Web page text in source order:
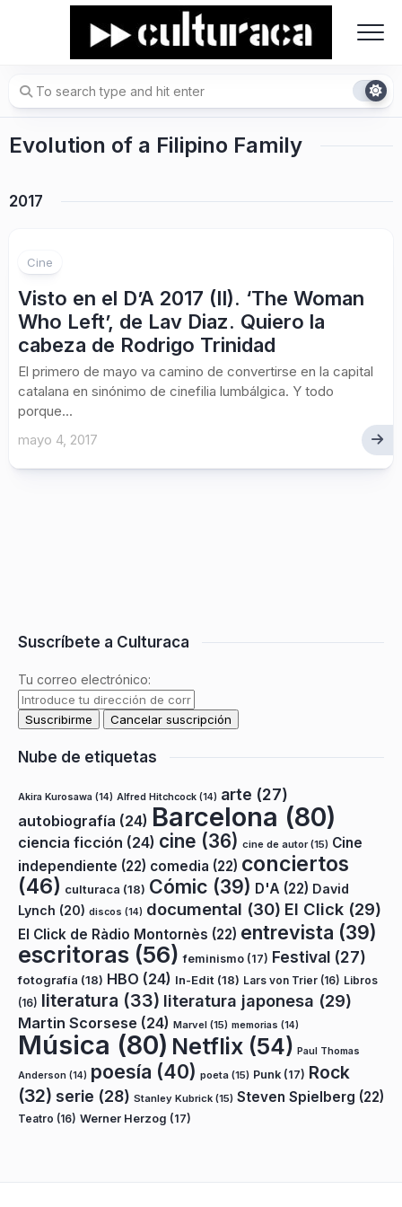
Evolution of a Filipino Family
2017
Cine
Visto en el D’A 2017 (II). ‘The Woman
Who Left’, de Lav Diaz. Quiero la
cabeza de Rodrigo Trinidad
El primero de mayo va camino de convertirse en la capital
catalana en sinónimo de cinefilia lumbálgica. Y todo
porque...
mayo 4, 2017
Suscríbete a Culturaca
Tu correo electrónico:
Nube de etiquetas
Akira Kurosawa (14) Alfred Hitchcock (14) arte (27)
autobiografía (24) Barcelona (80)
ciencia ficción (24) cine (36) cine de autor(15) Cine
independiente (22) comedia (22) conciertos
(46) culturaca (18) Cómic (39) D'A (22) David
Lynch (20) discos (14) documental (30) El Click (29)
El Click de Ràdio Montornès (22) entrevista (39)
escritoras (56) feminismo (17) Festival (27)
fotografía (18) HBO (24) In-Edit (18) Lars von Trier (16) Libros
(16) literatura (33) literatura japonesa (29)
Martin Scorsese (24) Marvel (15) memorias (14)
Música (80) Netflix (54) Paul Thomas
Anderson (14) poesía (40) poeta (15) Punk (17) Rock
(32) serie (28) Stanley Kubrick (15) Steven Spielberg (22)
Teatro (16) Werner Herzog (17)